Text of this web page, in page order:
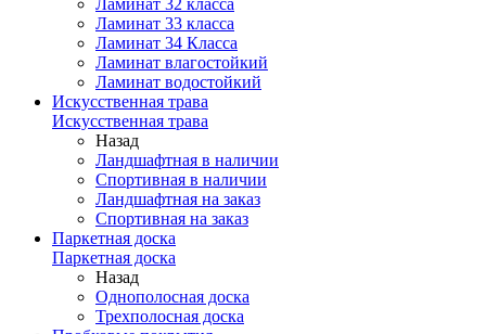
Ламинат 32 класса
Ламинат 33 класса
Ламинат 34 Класса
Ламинат влагостойкий
Ламинат водостойкий
Искусственная трава
Искусственная трава
Назад
Ландшафтная в наличии
Спортивная в наличии
Ландшафтная на заказ
Спортивная на заказ
Паркетная доска
Паркетная доска
Назад
Однополосная доска
Трехполосная доска